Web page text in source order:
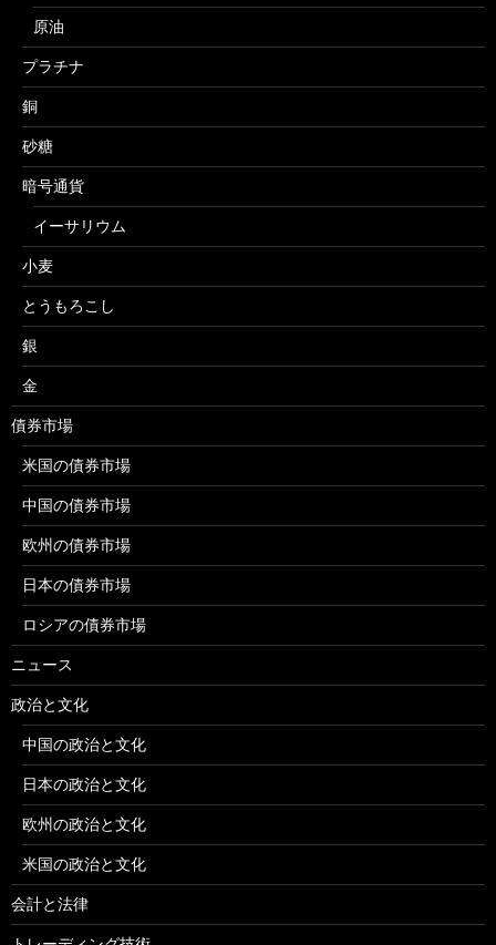
原油
プラチナ
銅
砂糖
暗号通貨
イーサリウム
小麦
とうもろこし
銀
金
債券市場
米国の債券市場
中国の債券市場
欧州の債券市場
日本の債券市場
ロシアの債券市場
ニュース
政治と文化
中国の政治と文化
日本の政治と文化
欧州の政治と文化
米国の政治と文化
会計と法律